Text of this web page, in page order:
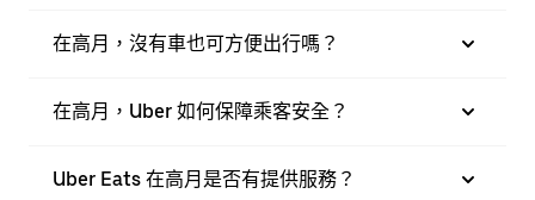
在高月，沒有車也可方便出行嗎？
在高月，Uber 如何保障乘客安全？
Uber Eats 在高月是否有提供服務？